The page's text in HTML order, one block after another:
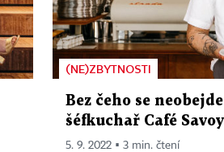
(NE)ZBYTNOSTI
Bez čeho se
šéfkuchař Café
5. 9. 2022 ▪ 3 min. čtení